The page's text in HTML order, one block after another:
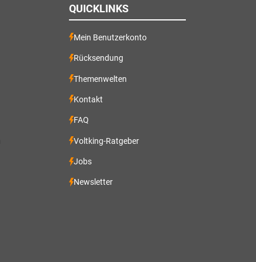
QUICKLINKS
Mein Benutzerkonto
Rücksendung
Themenwelten
Kontakt
FAQ
Voltking-Ratgeber
Jobs
Newsletter